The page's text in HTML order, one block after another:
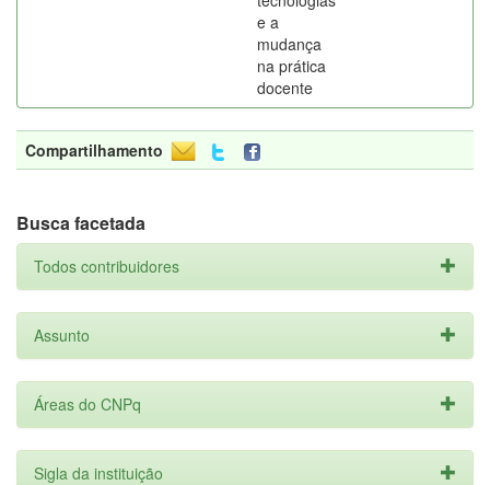
e a
mudança
na prática
docente
Compartilhamento
Busca facetada
Todos contribuidores
Assunto
Áreas do CNPq
Sigla da instituição